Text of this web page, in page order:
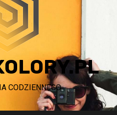
CODZIENNEGO